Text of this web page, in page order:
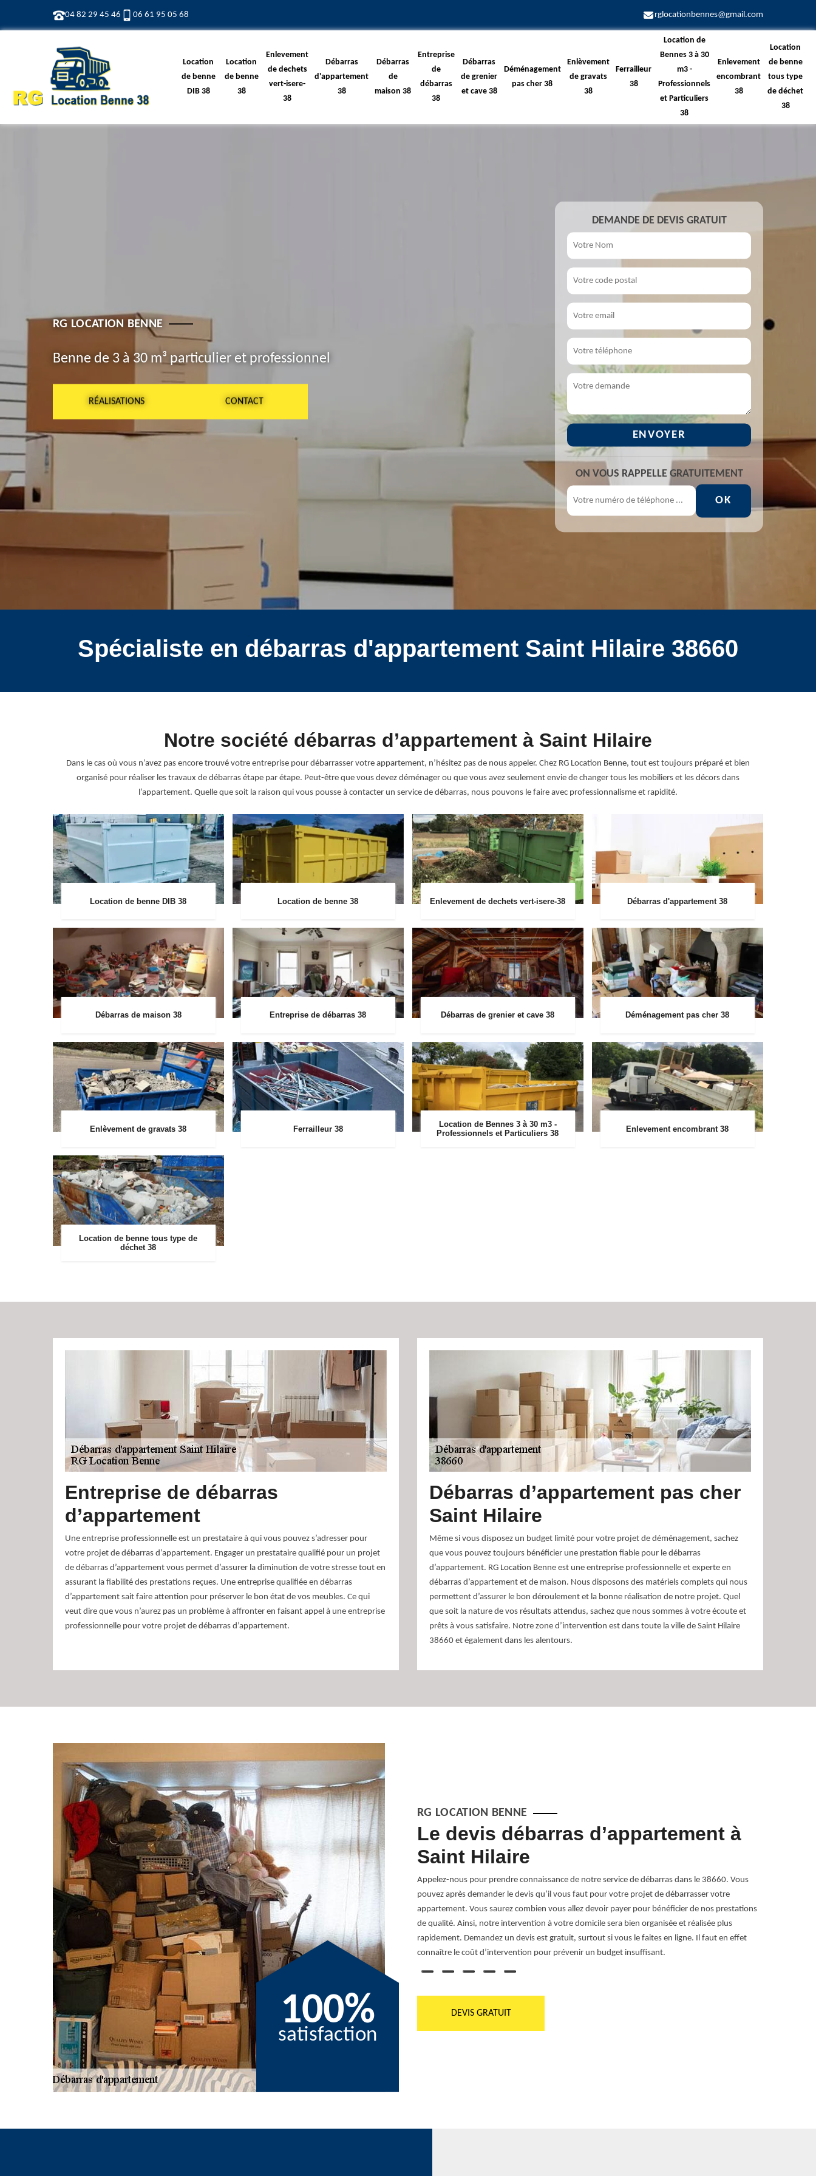
04 82 29 45 46 06 61 95 05 68 rglocationbennes@gmail.com
Location
de benne
DIB 38
Location
de benne
38
Enlevement
de dechets
vert-isere-
38
Débarras
d'appartement
38
Débarras
de
maison 38
Entreprise
de
débarras
38
Débarras
de grenier
et cave 38
Déménagement
pas cher 38
Enlèvement
de gravats
38
Ferrailleur
38
Location de
Bennes 3 à 30
m3 -
Professionnels
et Particuliers
38
Enlevement
encombrant
38
Location
de benne
tous type
de déchet
38
RG LOCATION BENNE
Benne de 3 à 30 m³ particulier et professionnel
RÉALISATIONS CONTACT
DEMANDE DE DEVIS GRATUIT
ON VOUS RAPPELLE GRATUITEMENT
Spécialiste en débarras d'appartement Saint Hilaire 38660
Notre société débarras d’appartement à Saint Hilaire
Dans le cas où vous n’avez pas encore trouvé votre entreprise pour débarrasser votre appartement, n’hésitez pas de nous appeler. Chez RG Location Benne, tout est toujours préparé et bien
organisé pour réaliser les travaux de débarras étape par étape. Peut-être que vous devez déménager ou que vous avez seulement envie de changer tous les mobiliers et les décors dans
l’appartement. Quelle que soit la raison qui vous pousse à contacter un service de débarras, nous pouvons le faire avec professionnalisme et rapidité.
Location de benne DIB 38 Location de benne 38 Enlevement de dechets vert-isere-38 Débarras d'appartement 38
Débarras de maison 38 Entreprise de débarras 38 Débarras de grenier et cave 38 Déménagement pas cher 38
Enlèvement de gravats 38 Ferrailleur 38
Location de Bennes 3 à 30 m3 -
Professionnels et Particuliers 38
Enlevement encombrant 38
Location de benne tous type de
déchet 38
Entreprise de débarras
d’appartement
Une entreprise professionnelle est un prestataire à qui vous pouvez s’adresser pour
votre projet de débarras d’appartement. Engager un prestataire qualifié pour un projet
de débarras d’appartement vous permet d’assurer la diminution de votre stresse tout en
assurant la fiabilité des prestations reçues. Une entreprise qualifiée en débarras
d’appartement sait faire attention pour préserver le bon état de vos meubles. Ce qui
veut dire que vous n’aurez pas un problème à affronter en faisant appel à une entreprise
professionnelle pour votre projet de débarras d’appartement.
Débarras d’appartement pas cher
Saint Hilaire
Même si vous disposez un budget limité pour votre projet de déménagement, sachez
que vous pouvez toujours bénéficier une prestation fiable pour le débarras
d’appartement. RG Location Benne est une entreprise professionnelle et experte en
débarras d’appartement et de maison. Nous disposons des matériels complets qui nous
permettent d’assurer le bon déroulement et la bonne réalisation de notre projet. Quel
que soit la nature de vos résultats attendus, sachez que nous sommes à votre écoute et
prêts à vous satisfaire. Notre zone d’intervention est dans toute la ville de Saint Hilaire
38660 et également dans les alentours.
100%
satisfaction
RG LOCATION BENNE
Les raisons d’un débarras
appartement à Saint Hilaire
Plusieurs sont les raisons qui peuvent inciter à faire appel à une équipe de débarrasseurs
d’appartement. Peu importe combien de fois vous avez déjà changé d’appartement, vous
pouvez toujours contacter une entreprise de débarras à chaque fois. Cela peut être dû à un
déménagement, un grand ménage, un débarras de mobiliers inutiles, etc. En tout cas, RG
Location Benne vous assure un service de professionnels et de qualité quel que soit le volume
d’encombrants et d’objets à devoir enlever de chez vous.
Le devis débarras d’appartement à
Saint Hilaire
Appelez-nous pour prendre connaissance de notre service de débarras dans le 38660. Vous
pouvez après demander le devis qu’il vous faut pour votre projet de débarrasser votre
appartement. Vous saurez combien vous allez devoir payer pour bénéficier de nos prestations
de qualité. Ainsi, notre intervention à votre domicile sera bien organisée et réalisée plus
rapidement. Demandez un devis est gratuit, surtout si vous le faites en ligne. Il faut en effet
connaître le coût d’intervention pour prévenir un budget insuffisant.
DEVIS GRATUIT